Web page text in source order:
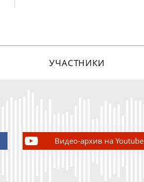
УЧАСТНИКИ
Видео-архив на Youtube